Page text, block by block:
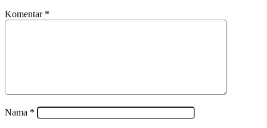
Komentar *
Nama *